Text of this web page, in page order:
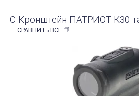
С Кронштейн ПАТРИОТ К30
СРАВНИТЬ ВСЕ